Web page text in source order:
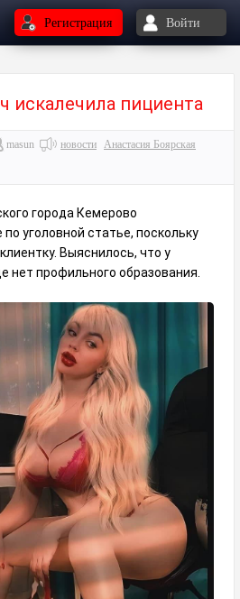
Регистрация Войти
искалечила пициента
masun новости Анастасия Боярская
города Кемерово
уголовной статье, поскольку
Выяснилось, что у
нет профильного образования.